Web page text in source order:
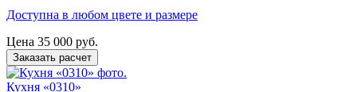
Доступна в любом цвете и размере
Цена 35 000 руб.
Заказать расчет
Кухня «0310»